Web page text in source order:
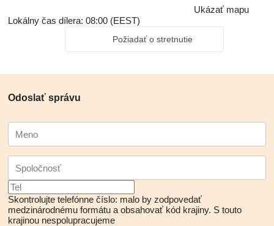
Ukázať mapu
Lokálny čas dílera: 08:00 (EEST)
Požiadať o stretnutie
Odoslať správu
Skontrolujte telefónne číslo: malo by zodpovedať
medzinárodnému formátu a obsahovať kód krajiny. S touto
krajinou nespolupracujeme